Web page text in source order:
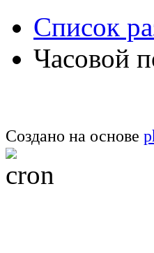
Список
Часовой
Создано на основе